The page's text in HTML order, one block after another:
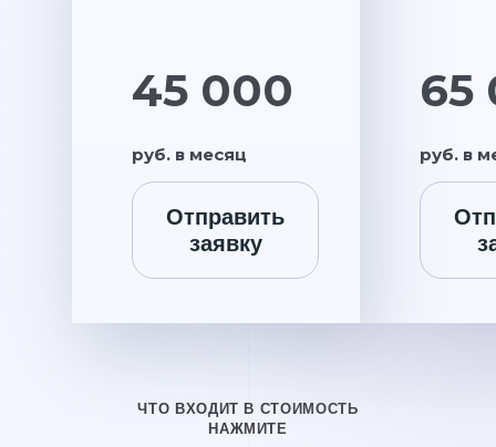
45 000
руб. в месяц
Отправить
заявку
65
руб. в
ЧТО ВХОДИТ В СТОИМОСТЬ
НАЖМИТЕ